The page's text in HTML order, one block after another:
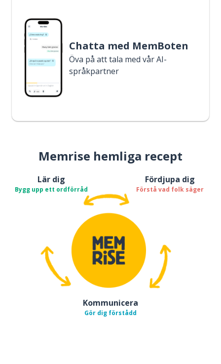
Chatta med MemBoten
Öva på att tala med vår AI-
språkpartner
Memrise hemliga recept
Lär dig
Bygg upp ett ordförråd
Fördjupa dig
Förstå vad folk säger
Kommunicera
Gör dig förstådd